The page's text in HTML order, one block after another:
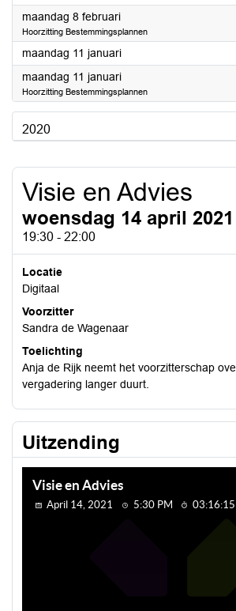
maandag 8 februari2021
Hoorzitting Bestemmingsplannen
maandag 11 januari2021
maandag 11 januari2021
Hoorzitting Bestemmingsplannen
2020
Visie en Advies
woensdag 14 april 2021
19:30 - 22:00
Locatie
Digitaal
Voorzitter
Sandra de Wagenaar
Toelichting
Anja de Rijk neemt het voorzitterschap
vergadering langer duurt.
Uitzending